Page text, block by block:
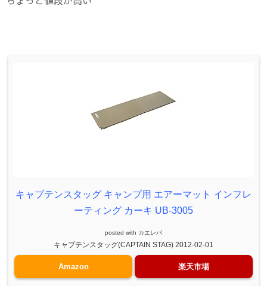
キャプテンスタッグ キャンプ用 エアーマット インフレ
ーティング カーキ UB-3005
posted with カエレバ
キャプテンスタッグ(CAPTAIN STAG) 2012-02-01
Amazon 楽天市場